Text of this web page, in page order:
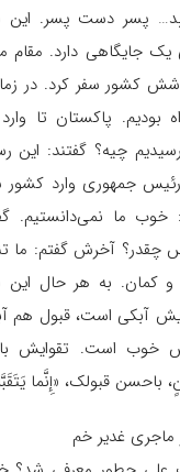
پسر دست پسر. این
جایگاهی دارد. مقام
شش کشور سفر کرد. در
چیه؟ گفتند:
خوب ما نمی‌دانستیم.
آخرش گفتم: ما
و کمان. به هر حال این
آبکی است، قبول هم
خوب است. تقوایش
قبولک، «إِنَّما
ماجری غدیر خم